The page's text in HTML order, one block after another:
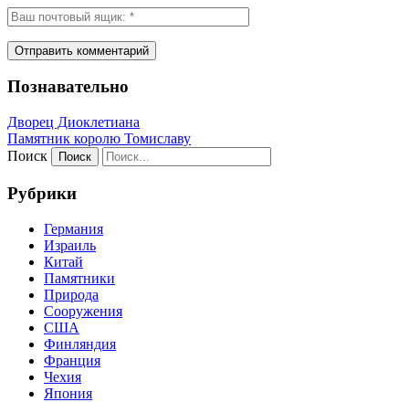
Познавательно
Дворец Диоклетиана
Памятник королю Томиславу
Поиск
Рубрики
Германия
Израиль
Китай
Памятники
Природа
Сооружения
США
Финляндия
Франция
Чехия
Япония